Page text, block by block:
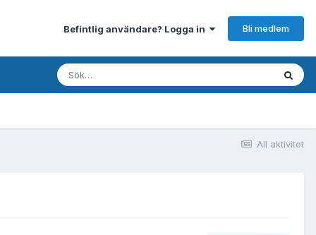
Befintlig användare? Logga in Bli medlem
All aktivitet